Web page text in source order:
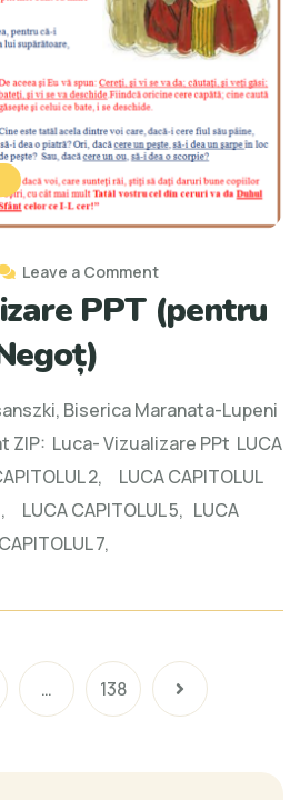
Leave a Comment
PPT (pentru
Biserica Maranata-Lupeni
ZIP: Luca- Vizualizare PPt LUCA
2, LUCA CAPITOLUL
LUCA CAPITOLUL 5, LUCA
7,
… 138